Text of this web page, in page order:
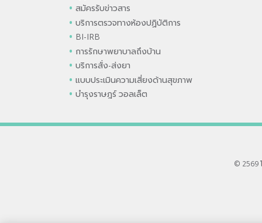
สมัครรับข่าวสาร
บริการตรวจทางห้องปฏิบัติการ
BI-IRB
การรักษาพยาบาลถึงบ้าน
บริการสั่ง-ส่งยา
แบบประเมินความเสี่ยงด้านสุขภาพ
บำรุงราษฎร์ วอลเล็ต
© 2569